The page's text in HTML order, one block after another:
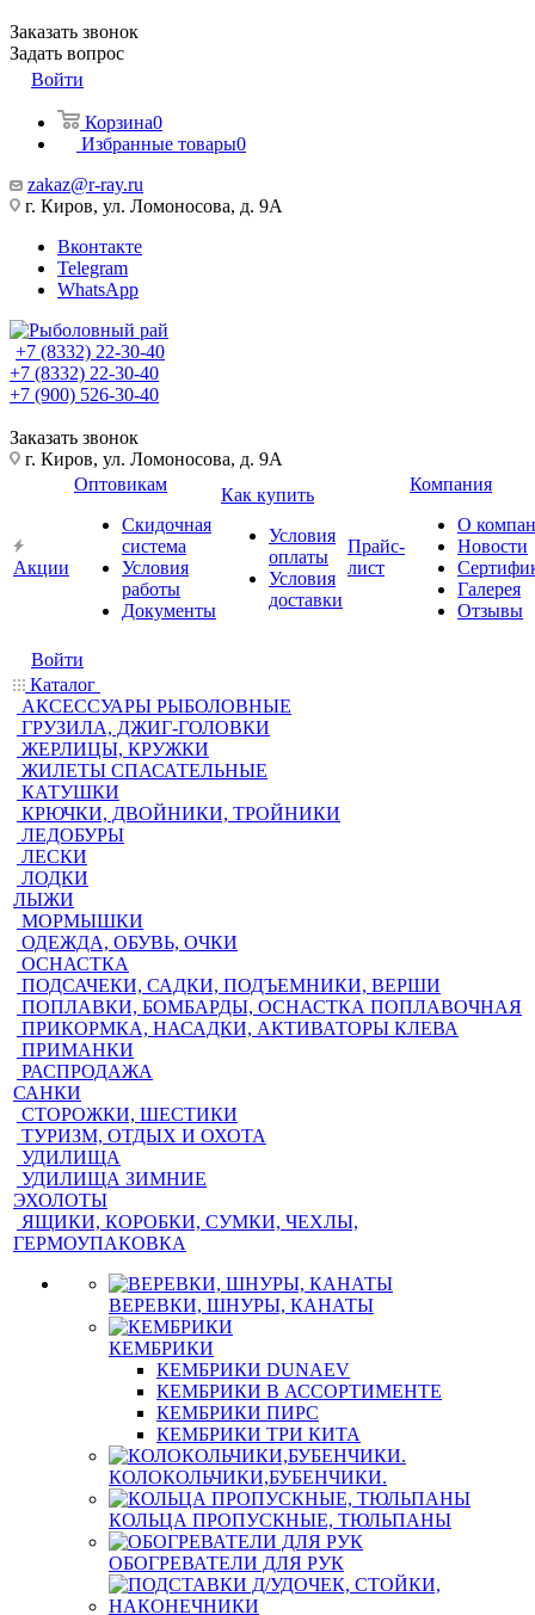
Заказать звонок
Задать вопрос
Войти
Корзина0
Избранные товары0
zakaz@r-ray.ru
г. Киров, ул. Ломоносова, д. 9А
Вконтакте
Telegram
WhatsApp
+7 (8332) 22-30-40
+7 (8332) 22-30-40
+7 (900) 526-30-40
Заказать звонок
г. Киров, ул. Ломоносова, д. 9А
Акции
Оптовикам
Скидочная
система
Условия
работы
Документы
Как купить
Условия
оплаты
Условия
доставки
Прайс-
лист
Компания
О
Новости
Галерея
Отзывы
Войти
Каталог
АКСЕССУАРЫ РЫБОЛОВНЫЕ
ГРУЗИЛА, ДЖИГ-ГОЛОВКИ
ЖЕРЛИЦЫ, КРУЖКИ
ЖИЛЕТЫ СПАСАТЕЛЬНЫЕ
КАТУШКИ
КРЮЧКИ, ДВОЙНИКИ, ТРОЙНИКИ
ЛЕДОБУРЫ
ЛЕСКИ
ЛОДКИ
ЛЫЖИ
МОРМЫШКИ
ОДЕЖДА, ОБУВЬ, ОЧКИ
ОСНАСТКА
ПОДСАЧЕКИ, САДКИ, ПОДЪЕМНИКИ, ВЕРШИ
ПОПЛАВКИ, БОМБАРДЫ, ОСНАСТКА ПОПЛАВОЧНАЯ
ПРИКОРМКА, НАСАДКИ, АКТИВАТОРЫ КЛЕВА
ПРИМАНКИ
РАСПРОДАЖА
САНКИ
СТОРОЖКИ, ШЕСТИКИ
ТУРИЗМ, ОТДЫХ И ОХОТА
УДИЛИЩА
УДИЛИЩА ЗИМНИЕ
ЭХОЛОТЫ
ЯЩИКИ, КОРОБКИ, СУМКИ, ЧЕХЛЫ,
ГЕРМОУПАКОВКА
ВЕРЕВКИ, ШНУРЫ, КАНАТЫ
КЕМБРИКИ
КЕМБРИКИ DUNAEV
КЕМБРИКИ В АССОРТИМЕНТЕ
КЕМБРИКИ ПИРС
КЕМБРИКИ ТРИ КИТА
КОЛОКОЛЬЧИКИ,БУБЕНЧИКИ.
КОЛЬЦА ПРОПУСКНЫЕ, ТЮЛЬПАНЫ
ОБОГРЕВАТЕЛИ ДЛЯ РУК